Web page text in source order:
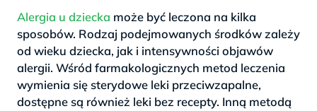
Alergia u dziecka może być leczona na kilka
sposobów. Rodzaj podejmowanych środków zależy
od wieku dziecka, jak i intensywności objawów
alergii. Wśród farmakologicznych metod leczenia
wymienia się sterydowe leki przeciwzapalne,
dostępne są również leki bez recepty. Inną metodą